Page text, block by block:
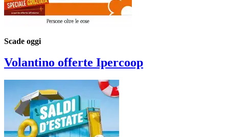
Scade oggi
Volantino offerte Ipercoop